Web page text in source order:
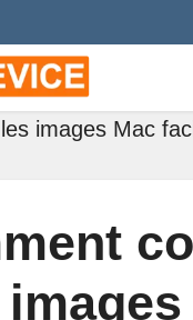
images Mac